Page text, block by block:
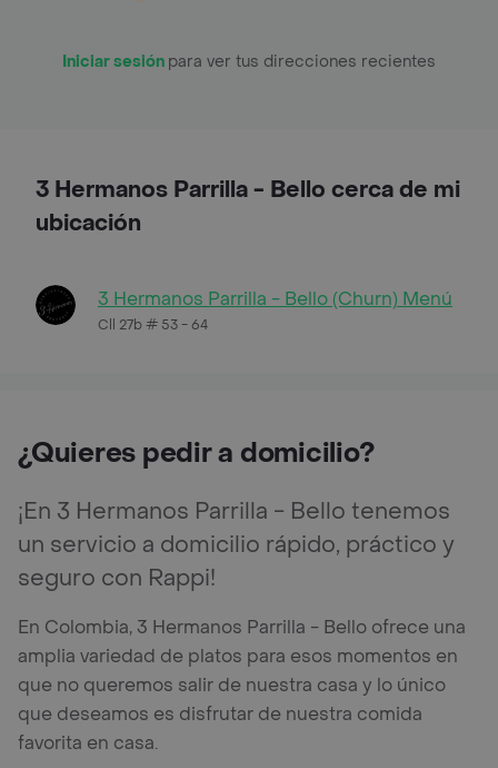
Iniciar sesión para ver tus direcciones recientes
3 Hermanos Parrilla - Bello cerca de mi
ubicación
3 Hermanos Parrilla - Bello (Churn) Menú
Cll 27b # 53 - 64
¿Quieres pedir a domicilio?
¡En 3 Hermanos Parrilla - Bello tenemos
un servicio a domicilio rápido, práctico y
seguro con Rappi!
En Colombia, 3 Hermanos Parrilla - Bello ofrece una
amplia variedad de platos para esos momentos en
que no queremos salir de nuestra casa y lo único
que deseamos es disfrutar de nuestra comida
favorita en casa.